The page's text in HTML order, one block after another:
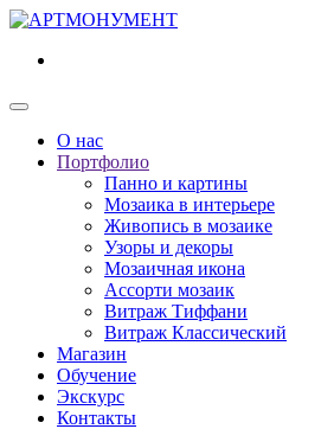
О нас
Портфолио
Панно и картины
Мозаика в интерьере
Живопись в мозаике
Узоры и декоры
Мозаичная икона
Ассорти мозаик
Витраж Тиффани
Витраж Классический
Магазин
Обучение
Экскурс
Контакты